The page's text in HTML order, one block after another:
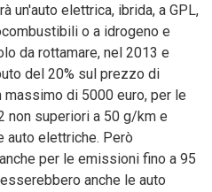
un'auto elettrica, ibrida, a GPL,
o a idrogeno e
da rottamare, nel 2013 e
del 20% sul prezzo di
massimo di 5000 euro, per le
non superiori a 50 g/km e
auto elettriche. Però
per le emissioni fino a 95
anche le auto